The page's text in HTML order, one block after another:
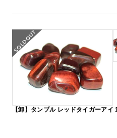
【卸】タンブル レッドタイガーア